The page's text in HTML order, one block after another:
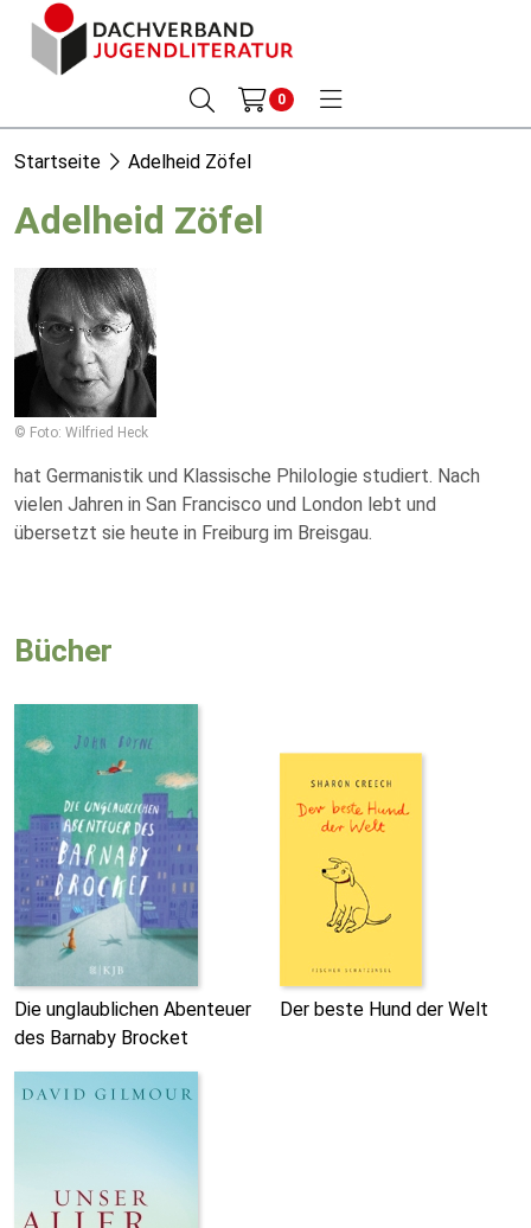
0
Startseite Adelheid Zöfel
Adelheid Zöfel
© Foto: Wilfried Heck
hat Germanistik und Klassische Philologie studiert. Nach
vielen Jahren in San Francisco und London lebt und
übersetzt sie heute in Freiburg im Breisgau.
Bücher
Die unglaublichen Abenteuer
des Barnaby Brocket
Der beste Hund der Welt